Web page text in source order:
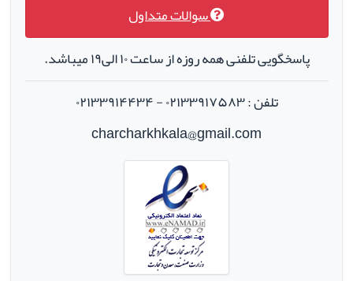
سوالات متداول
پاسخگویی تلفنی همه روزه از ساعت ۱۰ الی۱۹ میباشد.
تلفن : ۰۲۱۳۳۹۱۷۵۸۳ - ۰۲۱۳۳۹۱۴۴۳۴
charcharkhkala@gmail.com